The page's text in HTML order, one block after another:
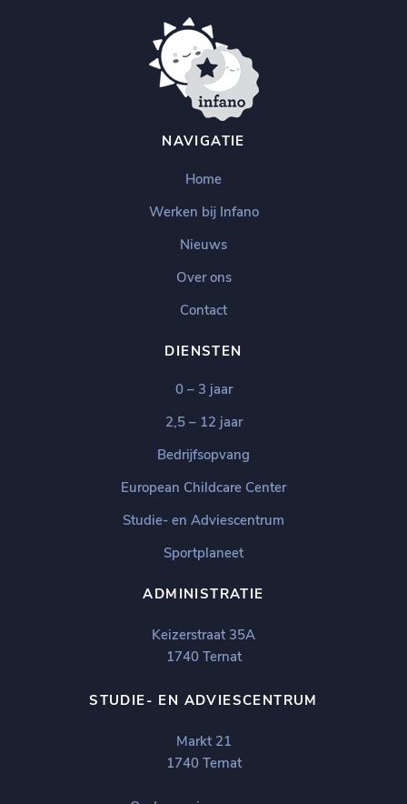
NAVIGATIE
Home
Werken bij Infano
Nieuws
Over ons
Contact
DIENSTEN
0 – 3 jaar
2,5 – 12 jaar
Bedrijfsopvang
European Childcare Center
Studie- en Adviescentrum
Sportplaneet
ADMINISTRATIE
Keizerstraat 35A
1740 Ternat
STUDIE- EN ADVIESCENTRUM
Markt 21
1740 Ternat